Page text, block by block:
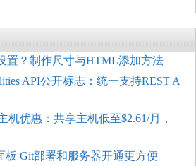
置？制作尺寸与HTML添加方法
API公开标志：统一支持REST A
机优惠：共享主机低至$2.61/月，
板 Git部署和服务器开通更方便